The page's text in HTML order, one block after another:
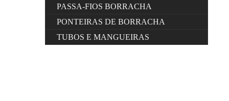
PASSA-FIOS BORRACHA
PONTEIRAS DE BORRACHA
TUBOS E MANGUEIRAS